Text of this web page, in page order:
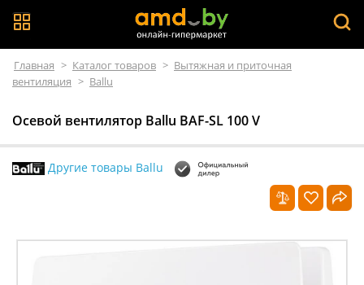
Главная > Каталог товаров > Вытяжная и приточная
вентиляция > Ballu
Осевой вентилятор Ballu BAF-SL 100 V
Другие товары Ballu